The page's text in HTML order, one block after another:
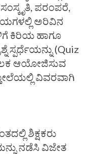
ಪರಂಪರೆ,
ಅರಿವಿನ
ಕಿರಿಯ ಹಾಗೂ
ಸ್ಪರ್ಧೆಯನ್ನು (Quiz
ಆಯೋಜಿಸುವ
ವಿವರವಾಗಿ
ಶಿಕ್ಷಕರು
ನಡೆಸಿ ವಿಜೇತ